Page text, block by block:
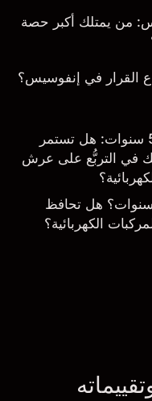
من يمتلك أكبر حصة
القرار في إنفوسيس؟
سهم تسلا خلال 5 سنوات: هل تستمر
في التربُّع على عرش
هل تحافظ
الكهربائية؟